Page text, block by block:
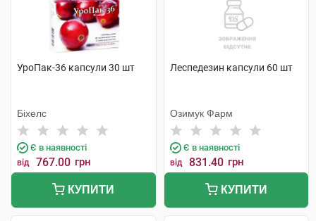
УроПак-36 капсули 30 шт
Біхелс
Є в наявності
від 767.00 грн
КУПИТИ
Леспедезин капсули 60 шт
Озимук Фарм
Є в наявності
від 831.40 грн
КУПИТИ